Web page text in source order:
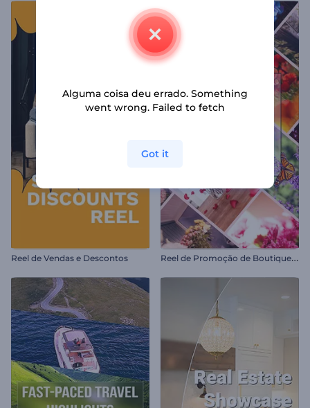
Reel de Vendas e Descontos R
eel de Promoção de Boutique Floral
Alguma coisa deu errado. Something
went wrong. Failed to fetch
Got it